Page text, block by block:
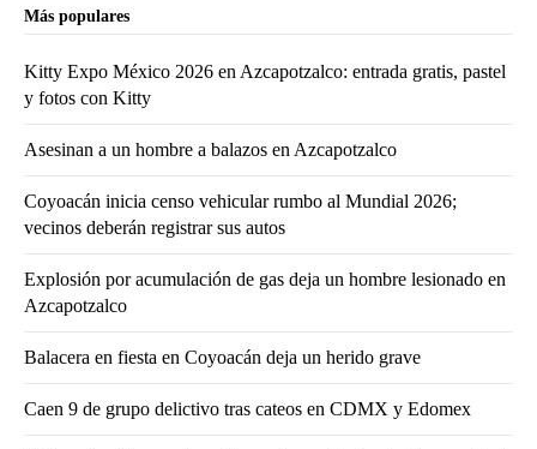
Más populares
Kitty Expo México 2026 en Azcapotzalco: entrada gratis, pastel
y fotos con Kitty
Asesinan a un hombre a balazos en Azcapotzalco
Coyoacán inicia censo vehicular rumbo al Mundial 2026;
vecinos deberán registrar sus autos
Explosión por acumulación de gas deja un hombre lesionado en
Azcapotzalco
Balacera en fiesta en Coyoacán deja un herido grave
Caen 9 de grupo delictivo tras cateos en CDMX y Edomex